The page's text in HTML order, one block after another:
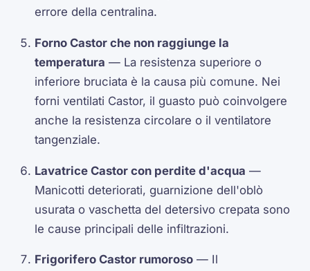
errore della centralina.
Forno Castor che non raggiunge la
temperatura — La resistenza superiore o
inferiore bruciata è la causa più comune. Nei
forni ventilati Castor, il guasto può coinvolgere
anche la resistenza circolare o il ventilatore
tangenziale.
Lavatrice Castor con perdite d'acqua —
Manicotti deteriorati, guarnizione dell'oblò
usurata o vaschetta del detersivo crepata sono
le cause principali delle infiltrazioni.
Frigorifero Castor rumoroso — Il